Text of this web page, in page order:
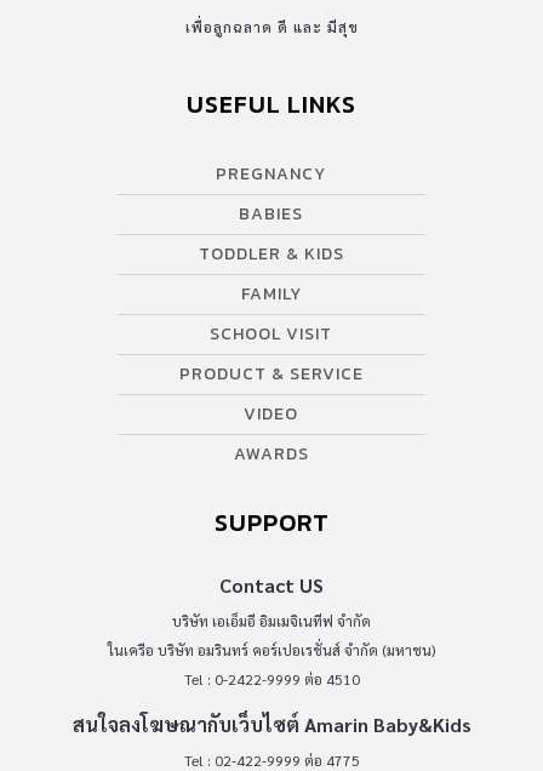
เพื่อลูกฉลาด ดี และ มีสุข
USEFUL LINKS
PREGNANCY
BABIES
TODDLER & KIDS
FAMILY
SCHOOL VISIT
PRODUCT & SERVICE
VIDEO
AWARDS
SUPPORT
Contact US
บริษัท เอเอ็มอี อิมเมจิเนทีฟ จำกัด
ในเครือ บริษัท อมรินทร์ คอร์เปอเรชั่นส์ จำกัด (มหาชน)
Tel : 0-2422-9999 ต่อ 4510
สนใจลงโฆษณากับเว็บไซต์ Amarin Baby&Kids
Tel : 02-422-9999 ต่อ 4775